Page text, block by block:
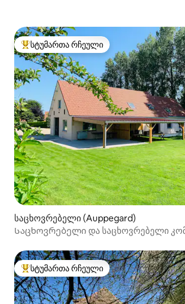
სტუმართა რჩეული მოწინავე ვარიანტი
სტუმართა რჩეული
საცხოვრებელი (Auppegard)
Საცხოვრებელი და საცხოვრებელი
სტუმართა რჩეული მოწინავე ვარიანტი
სტუმართა რჩეული